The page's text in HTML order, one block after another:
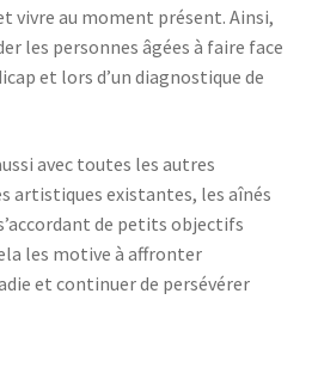
vivre au moment présent. Ainsi,
les personnes âgées à faire face
et lors d’un diagnostique de
avec toutes les autres
artistiques existantes, les aînés
de petits objectifs
les motive à affronter
et continuer de persévérer